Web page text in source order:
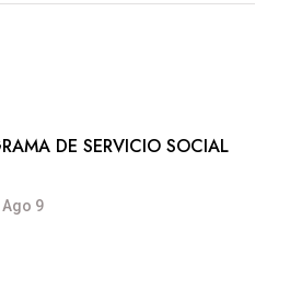
DE SERVICIO SOCIAL
Ago 9